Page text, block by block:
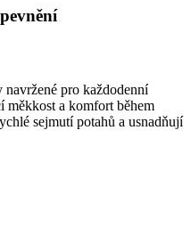
navržené pro každodenní
a komfort během
sejmutí potahů a usnadňují